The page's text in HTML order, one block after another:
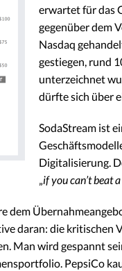
erwartet für das
gegenüber dem
Nasdaq
gestiegen, rund
unterzeichnet
dürfte sich über
SodaStream ist
Digitalisierung.
„if you can’t beat
dem
daran: die kritischen
Man wird gespannt
PepsiCo